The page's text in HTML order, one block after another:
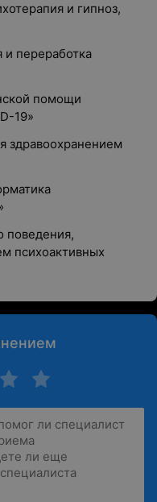
и гипноз,
переработка
помощи
19»
здравоохранением
поведения,
психоактивных